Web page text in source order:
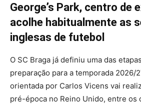
George’s Park, centro de
acolhe habitualmente as
inglesas de futebol
O SC Braga já definiu uma das
preparação para a temporada 2026/
orientada por Carlos Vicens vai
pré-época no Reino Unido, entre os